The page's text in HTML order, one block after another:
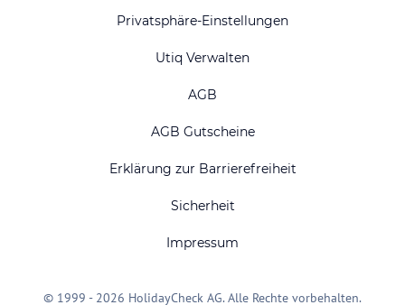
Privatsphäre-Einstellungen
Utiq Verwalten
AGB
AGB Gutscheine
Erklärung zur Barrierefreiheit
Sicherheit
Impressum
© 1999 - 2026 HolidayCheck AG. Alle Rechte vorbehalten.